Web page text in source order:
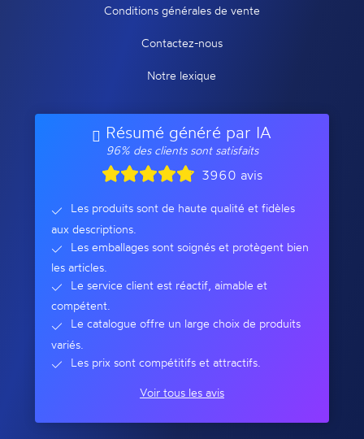
Conditions générales de vente
Contactez-nous
Notre lexique
Résumé généré par IA
96% des clients sont satisfaits
3960 avis
Les produits sont de haute qualité et fidèles
aux descriptions.
Les emballages sont soignés et protègent bien
les articles.
Le service client est réactif, aimable et
compétent.
Le catalogue offre un large choix de produits
variés.
Les prix sont compétitifs et attractifs.
Voir tous les avis